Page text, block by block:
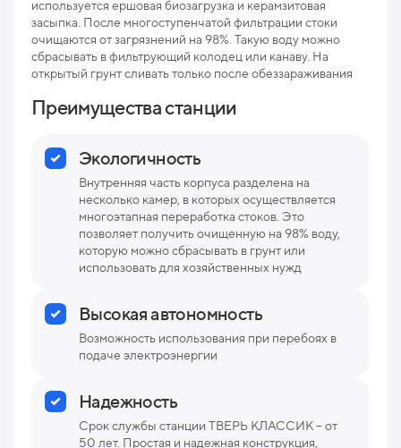
используется ершовая биозагрузка и керамзитовая
засыпка. После многоступенчатой фильтрации стоки
очищаются от загрязнений на 98%. Такую воду можно
сбрасывать в фильтрующий колодец или канаву. На
открытый грунт сливать только после обеззараживания
Преимущества станции
Экологичность
Внутренняя часть корпуса разделена на
несколько камер, в которых осуществляется
многоэтапная переработка стоков. Это
позволяет получить очищенную на 98% воду,
которую можно сбрасывать в грунт или
использовать для хозяйственных нужд
Высокая автономность
Возможность использования при перебоях в
подаче электроэнергии
Надежность
Срок службы станции ТВЕРЬ КЛАССИК – от
50 лет. Простая и надежная конструкция,